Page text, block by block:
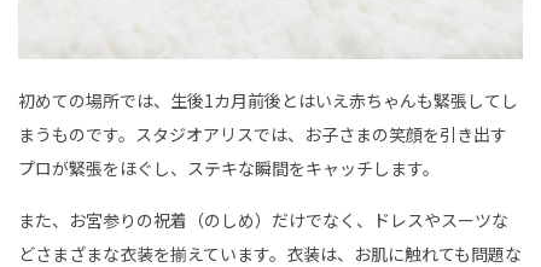
初めての場所では、生後1カ月前後とはいえ赤ちゃんも緊張してし
まうものです。スタジオアリスでは、お子さまの笑顔を引き出す
プロが緊張をほぐし、ステキな瞬間をキャッチします。
また、お宮参りの祝着（のしめ）だけでなく、ドレスやスーツな
どさまざまな衣装を揃えています。衣装は、お肌に触れても問題な